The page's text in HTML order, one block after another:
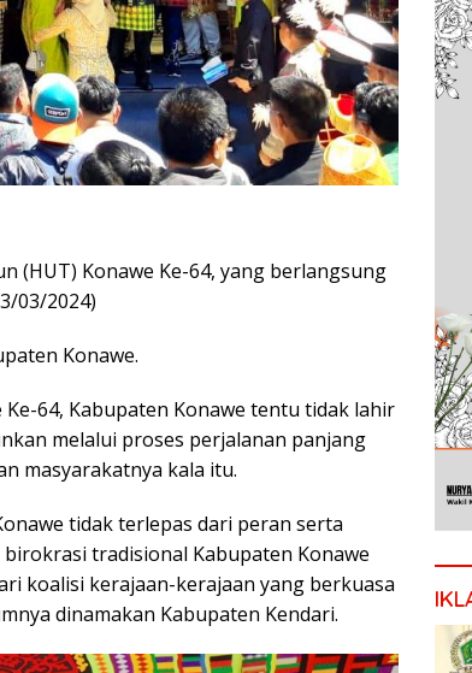
(HUT) Konawe Ke-64, yang berlangsung
03/2024)
Konawe.
64, Kabupaten Konawe tentu tidak lahir
melalui proses perjalanan panjang
masyarakatnya kala itu.
tidak terlepas dari peran serta
tradisional Kabupaten Konawe
koalisi kerajaan-kerajaan yang berkuasa
dinamakan Kabupaten Kendari.